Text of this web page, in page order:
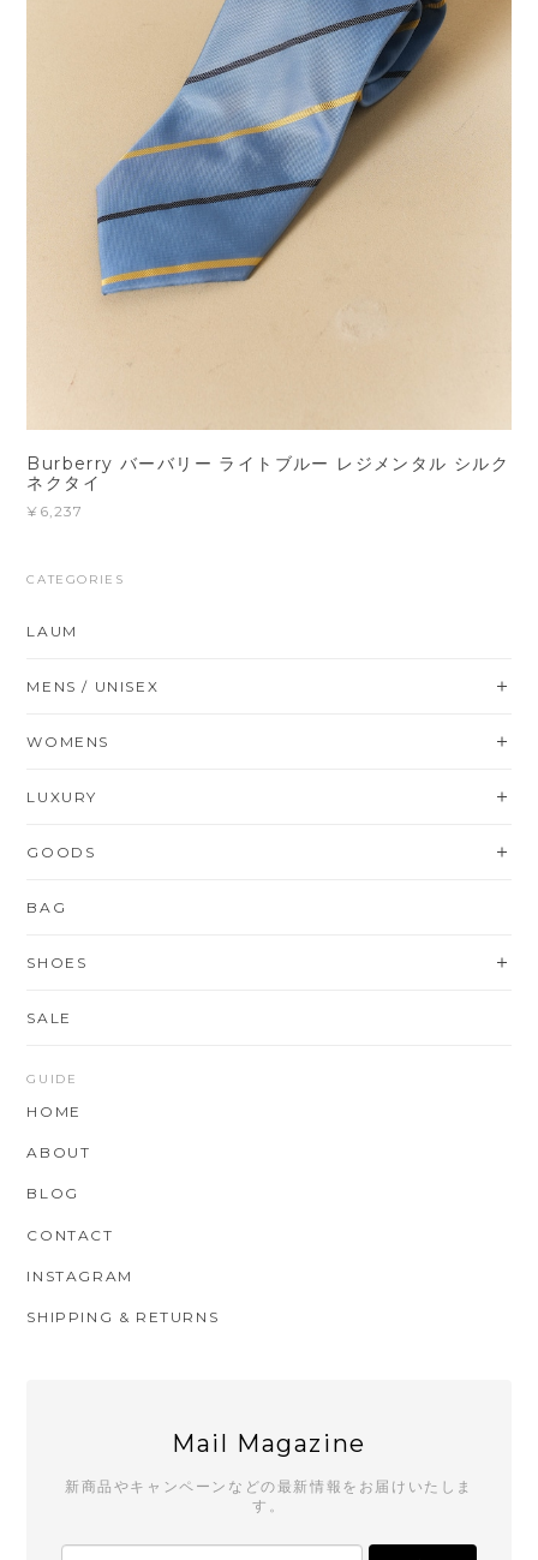
Burberry バーバリー ライトブルー レジメンタル シルク
ネクタイ
¥6,237
CATEGORIES
LAUM
MENS / UNISEX
WOMENS
LUXURY
GOODS
BAG
SHOES
SALE
GUIDE
HOME
ABOUT
BLOG
CONTACT
INSTAGRAM
SHIPPING & RETURNS
Mail Magazine
新商品やキャンペーンなどの最新情報をお届けいたしま
す。